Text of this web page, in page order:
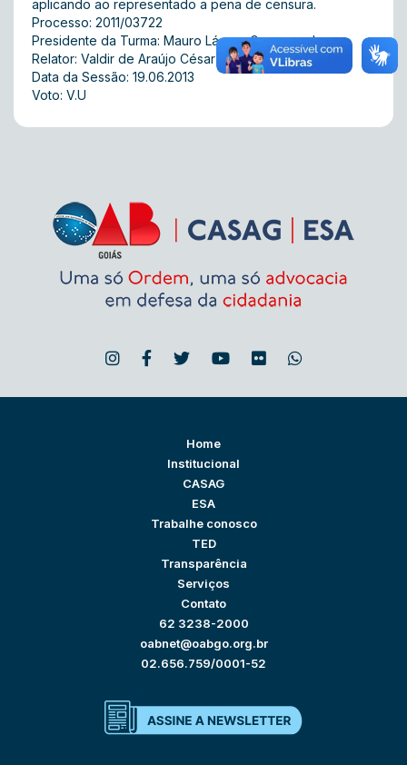
aplicando ao representado a pena de censura.
Processo: 2011/03722
Presidente da Turma: Mauro Lázaro Gonzaga Jayme
Relator: Valdir de Araújo César
Data da Sessão: 19.06.2013
Voto: V.U
Home
Institucional
CASAG
ESA
Trabalhe conosco
TED
Transparência
Serviços
Contato
62 3238-2000
oabnet@oabgo.org.br
02.656.759/0001-52